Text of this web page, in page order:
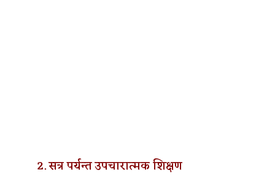
2. सत्र पर्यन्त उपचारात्मक शिक्षण